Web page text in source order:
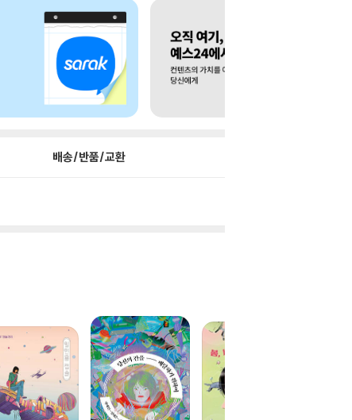
배송/반품/교환